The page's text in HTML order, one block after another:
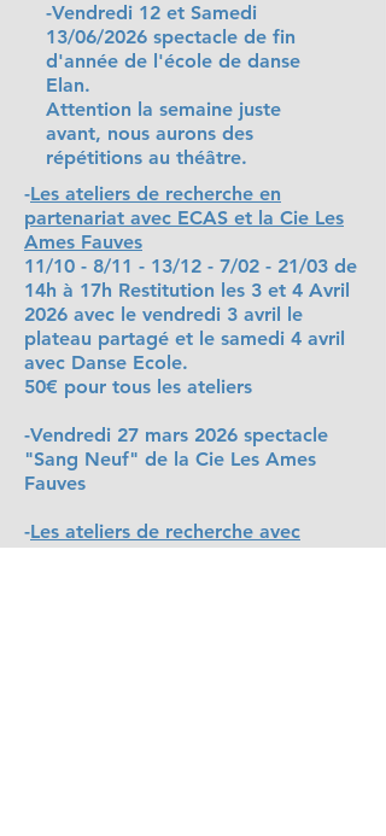
-Vendredi 12 et Samedi
13/06/2026 spectacle de fin
d'année de l'école de danse
Elan.
Attention la semaine juste
avant, nous aurons des
répétitions au théâtre.
-Les ateliers de recherche en
partenariat avec ECAS et la Cie Les
Ames Fauves
11/10 - 8/11 - 13/12 - 7/02 - 21/03 de
14h à 17h Restitution les 3 et 4 Avril
2026 avec le vendredi 3 avril le
plateau partagé et le samedi 4 avril
avec Danse Ecole.
50€ pour tous les ateliers
-Vendredi 27 mars 2026 spectacle
"Sang Neuf" de la Cie Les Ames
Fauves
-Les ateliers de recherche avec
James Carlès